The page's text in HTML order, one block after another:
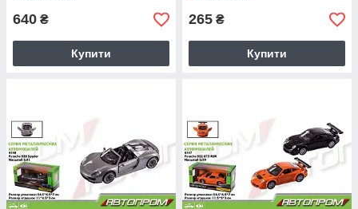
640 ₴
Купити
265 ₴
Купити